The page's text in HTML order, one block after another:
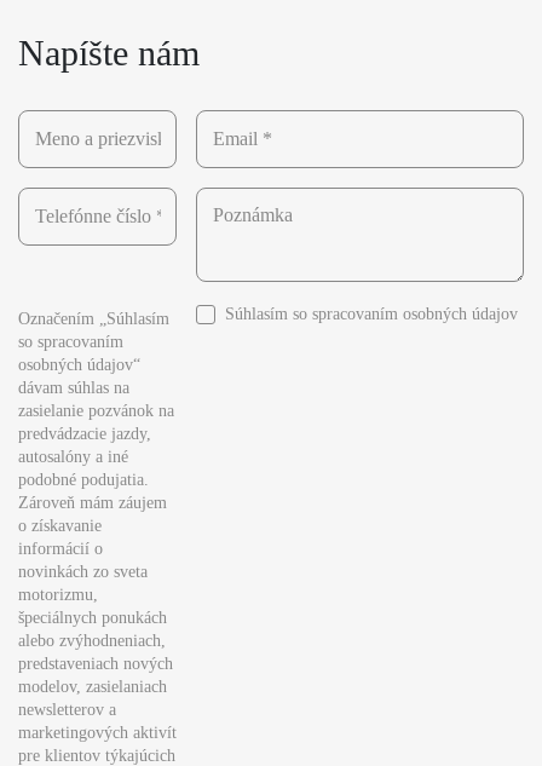
Napíšte nám
Označením „Súhlasím
so spracovaním
osobných údajov“
dávam súhlas na
zasielanie pozvánok na
predvádzacie jazdy,
autosalóny a iné
podobné podujatia.
Zároveň mám záujem
o získavanie
informácií o
novinkách zo sveta
motorizmu,
špeciálnych ponukách
alebo zvýhodneniach,
predstaveniach nových
modelov, zasielaniach
newsletterov a
marketingových aktivít
pre klientov týkajúcich
Súhlasím so spracovaním osobných údajov